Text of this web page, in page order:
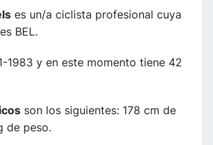
es un/a ciclista profesional cuya
BEL.
1983 y en este momento tiene 42
son los siguientes: 178 cm de
de peso.